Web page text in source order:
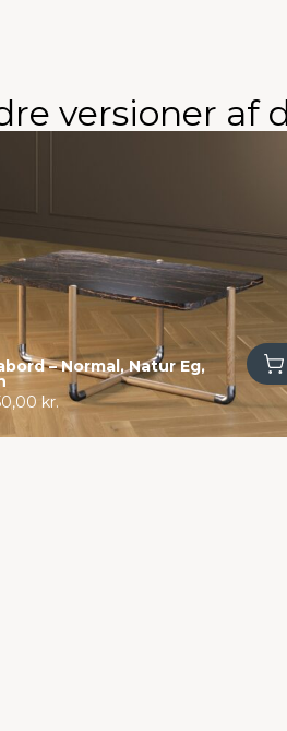
versioner af
– Normal, Natur Eg,
kr.
Tilføj til kurv